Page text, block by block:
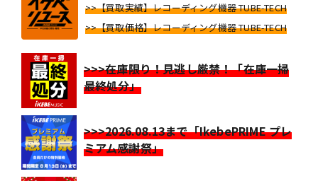
>>【買取実績】レコーディング機器 TUBE-TECH
>>【買取価格】レコーディング機器 TUBE-TECH
>>>在庫限り！見逃し厳禁！「在庫一掃
最終処分」
>>>2026.08.13まで「IkebePRIME プレ
ミアム感謝祭」